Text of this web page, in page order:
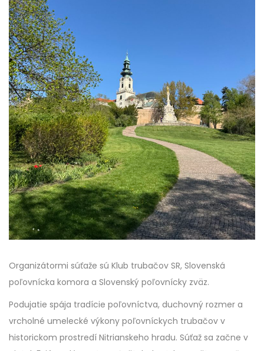
Organizátormi súťaže sú Klub trubačov SR, Slovenská
poľovnícka komora a Slovenský poľovnícky zväz.
Podujatie spája tradície poľovníctva, duchovný rozmer a
vrcholné umelecké výkony poľovníckych trubačov v
historickom prostredí Nitrianskeho hradu. Súťaž sa začne v